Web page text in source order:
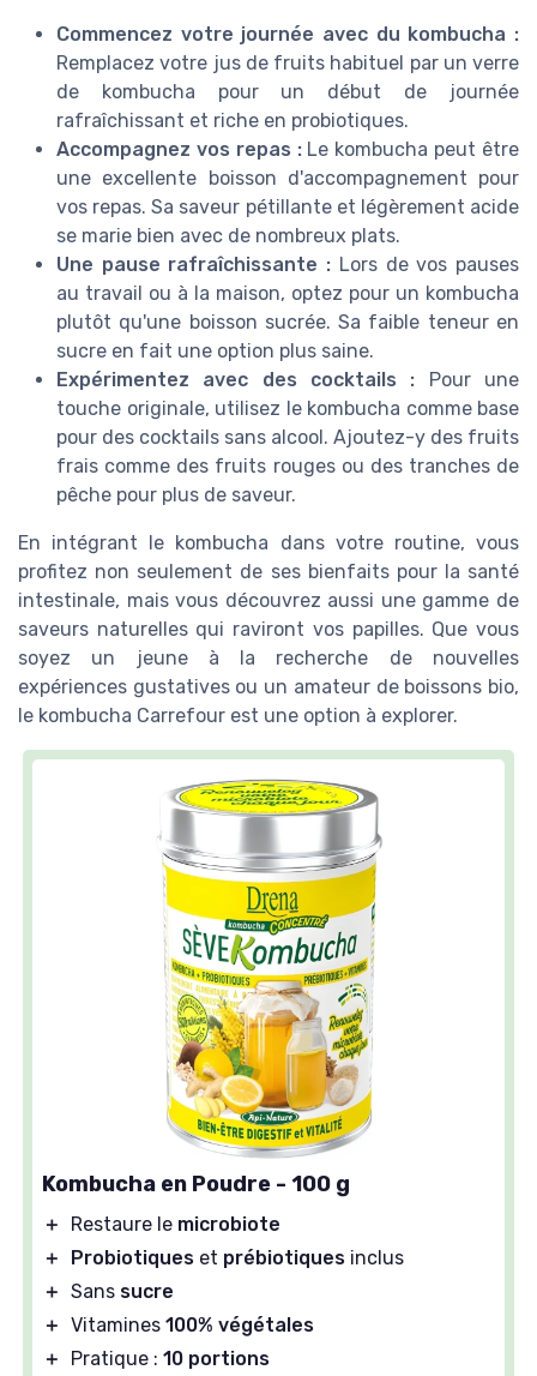
Commencez votre journée avec du kombucha :
Remplacez votre jus de fruits habituel par un verre
de kombucha pour un début de journée
rafraîchissant et riche en probiotiques.
Accompagnez vos repas :Le kombucha peut être
une excellente boisson d'accompagnement pour
vos repas. Sa saveur pétillante et légèrement acide
se marie bien avec de nombreux plats.
Une pause rafraîchissante : Lors de vos pauses
au travail ou à la maison, optez pour un kombucha
plutôt qu'une boisson sucrée. Sa faible teneur en
sucre en fait une option plus saine.
Expérimentez avec des cocktails : Pour une
touche originale, utilisez le kombucha comme base
pour des cocktails sans alcool. Ajoutez-y des fruits
frais comme des fruits rouges ou des tranches de
pêche pour plus de saveur.
En intégrant le kombucha dans votre routine, vous
profitez non seulement de ses bienfaits pour la santé
intestinale, mais vous découvrez aussi une gamme de
saveurs naturelles qui raviront vos papilles. Que vous
soyez un jeune à la recherche de nouvelles
expériences gustatives ou un amateur de boissons bio,
le kombucha Carrefour est une option à explorer.
Kombucha en Poudre - 100 g
＋ Restaure le microbiote
＋
Probiotiques et prébiotiques inclus
＋ Sans sucre
＋ Vitamines 100% végétales
＋
Pratique : 10 portions